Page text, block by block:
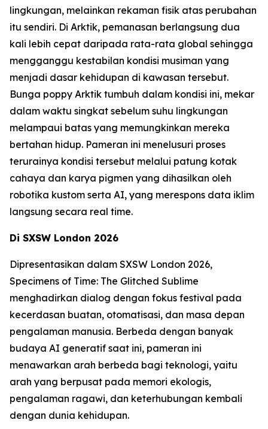
lingkungan, melainkan rekaman fisik atas perubahan
itu sendiri. Di Arktik, pemanasan berlangsung dua
kali lebih cepat daripada rata-rata global sehingga
mengganggu kestabilan kondisi musiman yang
menjadi dasar kehidupan di kawasan tersebut.
Bunga poppy Arktik tumbuh dalam kondisi ini, mekar
dalam waktu singkat sebelum suhu lingkungan
melampaui batas yang memungkinkan mereka
bertahan hidup. Pameran ini menelusuri proses
terurainya kondisi tersebut melalui patung kotak
cahaya dan karya pigmen yang dihasilkan oleh
robotika kustom serta AI, yang merespons data iklim
langsung secara real time.
Di SXSW London 2026
Dipresentasikan dalam SXSW London 2026,
Specimens of Time: The Glitched Sublime
menghadirkan dialog dengan fokus festival pada
kecerdasan buatan, otomatisasi, dan masa depan
pengalaman manusia. Berbeda dengan banyak
budaya AI generatif saat ini, pameran ini
menawarkan arah berbeda bagi teknologi, yaitu
arah yang berpusat pada memori ekologis,
pengalaman ragawi, dan keterhubungan kembali
dengan dunia kehidupan.